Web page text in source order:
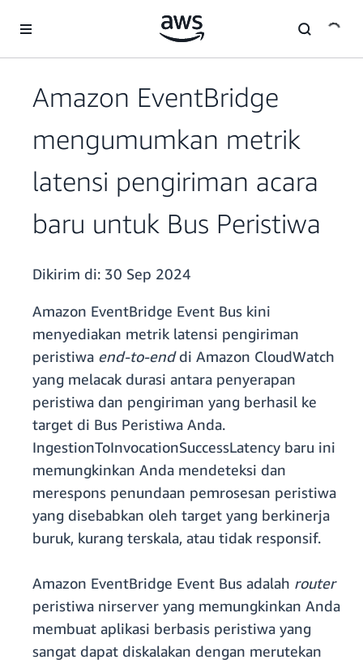
Amazon EventBridge
mengumumkan metrik
latensi pengiriman acara
baru untuk Bus Peristiwa
Dikirim di: 30 Sep 2024
Amazon EventBridge Event Bus kini
menyediakan metrik latensi pengiriman
peristiwa end-to-enddi Amazon CloudWatch
yang melacak durasi antara penyerapan
peristiwa dan pengiriman yang berhasil ke
target di Bus Peristiwa Anda.
IngestionToInvocationSuccessLatency baru ini
memungkinkan Anda mendeteksi dan
merespons penundaan pemrosesan peristiwa
yang disebabkan oleh target yang berkinerja
buruk, kurang terskala, atau tidak responsif.
Amazon EventBridge Event Bus adalah router
peristiwa nirserver yang memungkinkan Anda
membuat aplikasi berbasis peristiwa yang
sangat dapat diskalakan dengan merutekan